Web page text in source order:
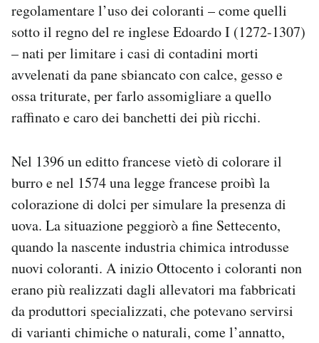
regolamentare l’uso dei coloranti – come quelli
sotto il regno del re inglese Edoardo I (1272-1307)
– nati per limitare i casi di contadini morti
avvelenati da pane sbiancato con calce, gesso e
ossa triturate, per farlo assomigliare a quello
raffinato e caro dei banchetti dei più ricchi.
Nel 1396 un editto francese vietò di colorare il
burro e nel 1574 una legge francese proibì la
colorazione di dolci per simulare la presenza di
uova. La situazione peggiorò a fine Settecento,
quando la nascente industria chimica introdusse
nuovi coloranti. A inizio Ottocento i coloranti non
erano più realizzati dagli allevatori ma fabbricati
da produttori specializzati, che potevano servirsi
di varianti chimiche o naturali, come l’annatto,